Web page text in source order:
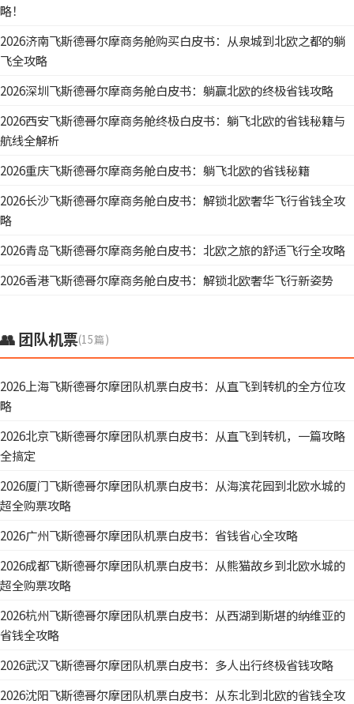
略！
2026济南飞斯德哥尔摩商务舱购买白皮书：从泉城到北欧之都的躺
飞全攻略
2026深圳飞斯德哥尔摩商务舱白皮书：躺赢北欧的终极省钱攻略
2026西安飞斯德哥尔摩商务舱终极白皮书：躺飞北欧的省钱秘籍与
航线全解析
2026重庆飞斯德哥尔摩商务舱白皮书：躺飞北欧的省钱秘籍
2026长沙飞斯德哥尔摩商务舱白皮书：解锁北欧奢华飞行省钱全攻
略
2026青岛飞斯德哥尔摩商务舱白皮书：北欧之旅的舒适飞行全攻略
2026香港飞斯德哥尔摩商务舱白皮书：解锁北欧奢华飞行新姿势
👥 团队机票(15篇)
2026上海飞斯德哥尔摩团队机票白皮书：从直飞到转机的全方位攻
略
2026北京飞斯德哥尔摩团队机票白皮书：从直飞到转机，一篇攻略
全搞定
2026厦门飞斯德哥尔摩团队机票白皮书：从海滨花园到北欧水城的
超全购票攻略
2026广州飞斯德哥尔摩团队机票白皮书：省钱省心全攻略
2026成都飞斯德哥尔摩团队机票白皮书：从熊猫故乡到北欧水城的
超全购票攻略
2026杭州飞斯德哥尔摩团队机票白皮书：从西湖到斯堪的纳维亚的
省钱全攻略
2026武汉飞斯德哥尔摩团队机票白皮书：多人出行终极省钱攻略
2026沈阳飞斯德哥尔摩团队机票白皮书：从东北到北欧的省钱全攻